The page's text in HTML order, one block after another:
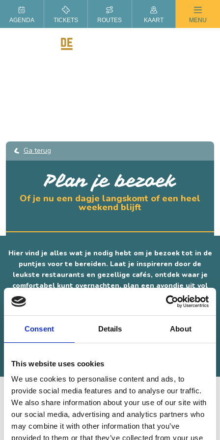
Consent Details About
This website uses cookies
We use cookies to personalise content and ads, to
provide social media features and to analyse our traffic.
We also share information about your use of our site with
our social media, advertising and analytics partners who
may combine it with other information that you’ve
provided to them or that they’ve collected from your use
ZOMER IN DE LANGSTRAAT
Ga terug
Plan je bezoek
Of je nu een dagje langskomt of een heel
weekend blijft
Hier vind je alles wat je nodig hebt om je bezoek tot in de
puntjes voor te bereiden. Laat je inspireren door de
leukste restaurants en gezellige cafés, ontdek waar je
comfortabel kunt overnachten, plan een avondje uit vol
beleving en verken de leukste winkels en boetieks in de
buurt. Van culinaire hotspots tot unieke
overnachtingsplekken en verrassend avondvertier – alles
wat jouw bezoek onvergetelijk maakt, vind je hier op één
IK BEN OP ZOEK NAAR...
ETEN & DRINKEN
AGENDA TICKETS ROUTES KAART MENU